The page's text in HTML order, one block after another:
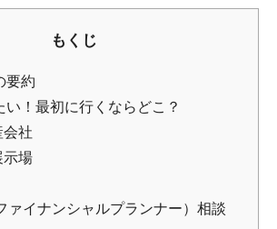
もくじ
要約
い！最初に行くならどこ？
会社
示場
ァイナンシャルプランナー）相談